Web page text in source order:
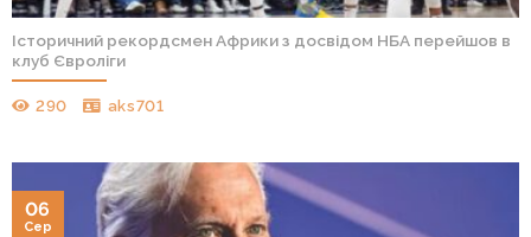
Історичний рекордсмен Африки з досвідом НБА перейшов в
клуб Євроліги
290 aks701
06
Сер